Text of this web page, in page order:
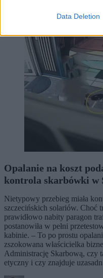
Data Deletion
Opalanie na koszt
kontrola skarbówki w
Nietypowy przebieg miała
szczecińskich solariów. Choć
prawidłowo nabity paragon
postanowiła w pełni
kabinie. – To po prostu
zszokowana właścicielka
Administrację Skarbową, czy
etyczny i czy znajduje